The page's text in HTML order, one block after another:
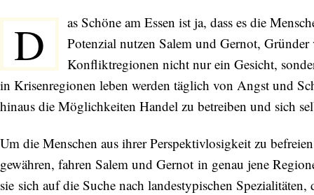
D
as Schöne am Essen ist ja, dass es die
Potenzial nutzen Salem und Gernot,
Konfliktregionen nicht nur ein Gesicht,
in Krisenregionen leben werden täglich von Angst und
hinaus die Möglichkeiten Handel zu betreiben und sich
Um die Menschen aus ihrer Perspektivlosigkeit zu
gewähren, fahren Salem und Gernot in genau jene
sie sich auf die Suche nach landestypischen